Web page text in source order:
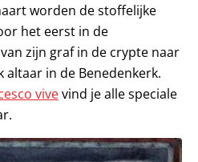
worden de stoffelijke
het eerst in de
zijn graf in de crypte naar
altaar in de Benedenkerk.
vivevind je alle speciale